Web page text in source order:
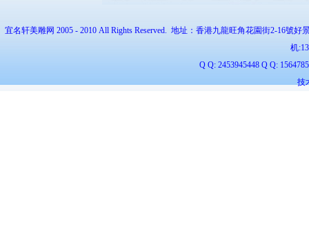
宜名轩美雕网 2005 - 2010 All Rights Reserved. 地址：香港九龍旺角花園街2-16號好
机:
Q Q: 2453945448 Q Q:
技